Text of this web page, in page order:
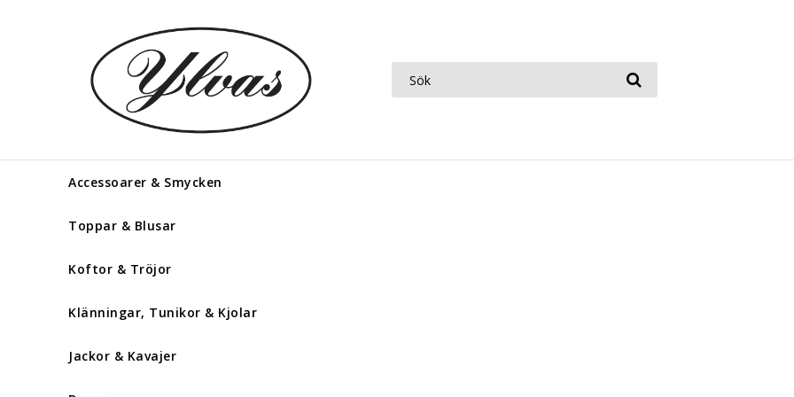
Accessoarer & Smycken
Toppar & Blusar
Koftor & Tröjor
Klänningar, Tunikor & Kjolar
Jackor & Kavajer